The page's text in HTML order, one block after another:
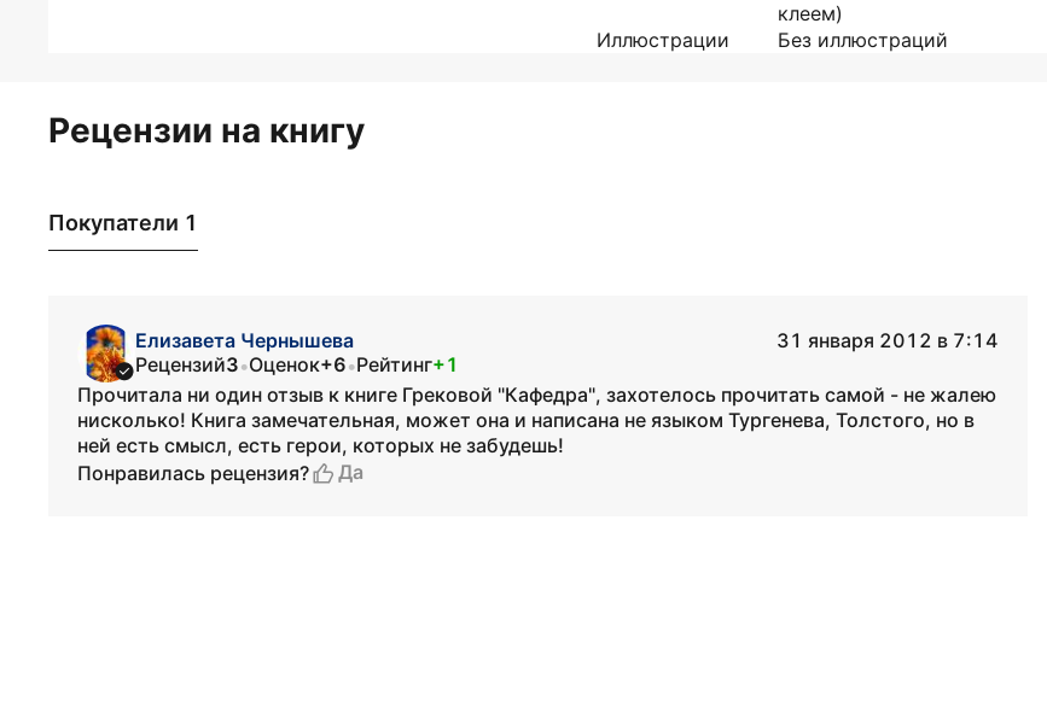
клеем)
Иллюстрации
Без иллюстраций
Рецензии на книгу
Покупатели 1
Елизавета Чернышева
31 января 2012 в 7:14
Рецензий3•Оценок+6•Рейтинг+1
Прочитала ни один отзыв к книге Грековой "Кафедра", захотелось прочитать самой - не жалею
нисколько! Книга замечательная, может она и написана не языком Тургенева, Толстого, но в
ней есть смысл, есть герои, которых не забудешь!
Понравилась рецензия?
Да